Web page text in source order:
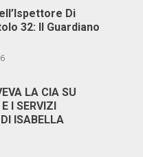
Di
32: Il Guardiano
LA CIA SU
I SERVIZI
ISABELLA